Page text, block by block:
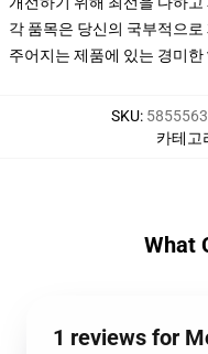
각 품목은 당신의 국부적으
주어지는 제품에 있는 경미
SKU:
카테고
What
1 reviews for